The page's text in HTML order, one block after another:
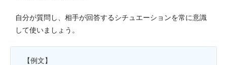
自分が質問し、相手が回答するシチュエーションを常に意識
して使いましょう。
【例文】